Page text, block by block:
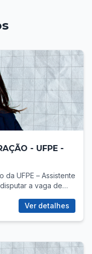
- UFPE -
da UFPE – Assistente
a vaga de
com foco
que você vai
ao Servidor -
Ver detalhes